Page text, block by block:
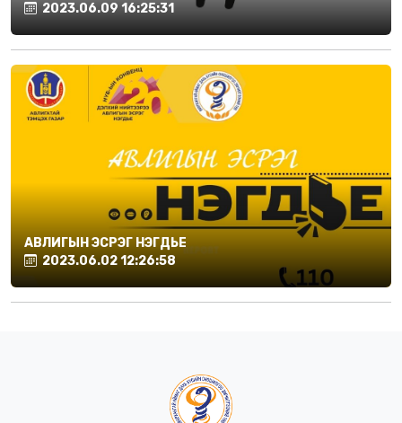
2023.06.09 16:25:31
АВЛИГЫН ЭСРЭГ НЭГДЬЕ
2023.06.02 12:26:58